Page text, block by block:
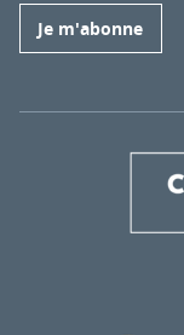
Je m'abonne